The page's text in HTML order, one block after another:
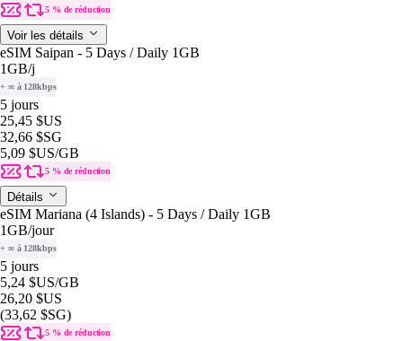
5 % de réduction
Voir les détails
eSIM Saipan - 5 Days / Daily 1GB
1GB/j
+ ∞ à 128kbps
5 jours
25,45 $US
32,66 $SG
5,09 $US/GB
5 % de réduction
Détails
eSIM Mariana (4 Islands) - 5 Days / Daily 1GB
1GB/jour
+ ∞ à 128kbps
5 jours
5,24 $US/GB
26,20 $US
(33,62 $SG)
5 % de réduction